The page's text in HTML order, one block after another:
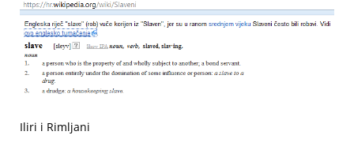
Iliri i Rimljani